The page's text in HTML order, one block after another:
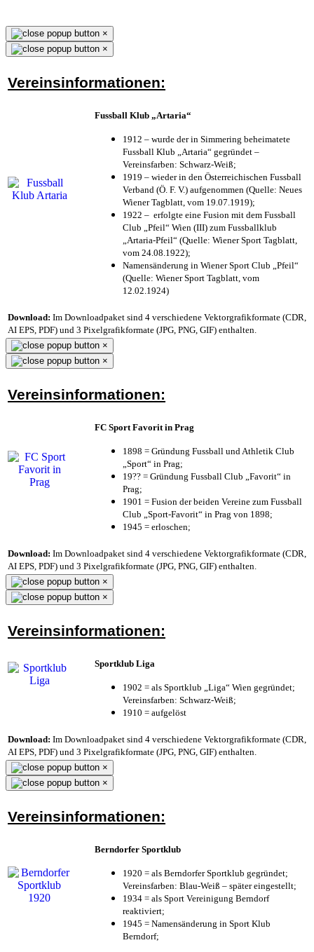
×
×
Vereinsinformationen:
Fussball Klub „Artaria“
1912 – wurde der in Simmering beheimatete
Fussball Klub „Artaria“ gegründet –
Vereinsfarben: Schwarz-Weiß;
1919 – wieder in den Österreichischen Fussball
Verband (Ö. F. V.) aufgenommen (Quelle: Neues
Wiener Tagblatt, vom 19.07.1919);
1922 – erfolgte eine Fusion mit dem Fussball
Club „Pfeil“ Wien (III) zum Fussballklub
„Artaria-Pfeil“ (Quelle: Wiener Sport Tagblatt,
vom 24.08.1922);
Namensänderung in Wiener Sport Club „Pfeil“
(Quelle: Wiener Sport Tagblatt, vom
12.02.1924)
Download: Im Downloadpaket sind 4 verschiedene Vektorgrafikformate (CDR,
AI EPS, PDF) und 3 Pixelgrafikformate (JPG, PNG, GIF) enthalten.
×
×
Vereinsinformationen:
FC Sport Favorit in Prag
1898 = Gründung Fussball und Athletik Club
„Sport“ in Prag;
19?? = Gründung Fussball Club „Favorit“ in
Prag;
1901 = Fusion der beiden Vereine zum Fussball
Club „Sport-Favorit“ in Prag von 1898;
1945 = erloschen;
Download: Im Downloadpaket sind 4 verschiedene Vektorgrafikformate (CDR,
AI EPS, PDF) und 3 Pixelgrafikformate (JPG, PNG, GIF) enthalten.
×
×
Vereinsinformationen:
Sportklub Liga
1902 = als Sportklub „Liga“ Wien gegründet;
Vereinsfarben: Schwarz-Weiß;
1910 = aufgelöst
Download: Im Downloadpaket sind 4 verschiedene Vektorgrafikformate (CDR,
AI EPS, PDF) und 3 Pixelgrafikformate (JPG, PNG, GIF) enthalten.
×
×
Vereinsinformationen:
Berndorfer Sportklub
1920 = als Berndorfer Sportklub gegründet;
Vereinsfarben: Blau-Weiß – später eingestellt;
1934 = als Sport Vereinigung Berndorf
reaktiviert;
1945 = Namensänderung in Sport Klub
Berndorf;